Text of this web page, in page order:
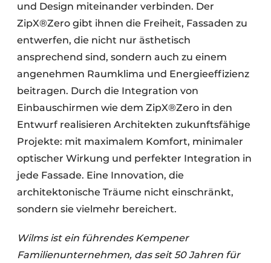
und Design miteinander verbinden. Der
ZipX®Zero gibt ihnen die Freiheit, Fassaden zu
entwerfen, die nicht nur ästhetisch
ansprechend sind, sondern auch zu einem
angenehmen Raumklima und Energieeffizienz
beitragen. Durch die Integration von
Einbauschirmen wie dem ZipX®Zero in den
Entwurf realisieren Architekten zukunftsfähige
Projekte: mit maximalem Komfort, minimaler
optischer Wirkung und perfekter Integration in
jede Fassade. Eine Innovation, die
architektonische Träume nicht einschränkt,
sondern sie vielmehr bereichert.
Wilms ist ein führendes Kempener
Familienunternehmen, das seit 50 Jahren für